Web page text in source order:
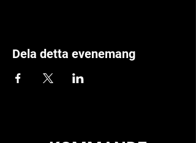
Dela detta evenemang